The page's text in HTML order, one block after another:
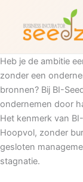
Heb je de ambitie
zonder een
bronnen? Bij BI-
ondernemen door
Het kenmerk van
Hoopvol, zonder
gesloten
stagnatie.